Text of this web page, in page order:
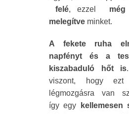
felé, ezzel
melegítve minket.
A fekete ruha
napfényt és a
kiszabaduló hőt is
viszont, hogy ezt
légmozgásra van
így egy
kellemesen